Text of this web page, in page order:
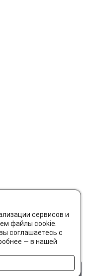
сервисов и
файлы cookie.
соглашаетесь с
— в нашей